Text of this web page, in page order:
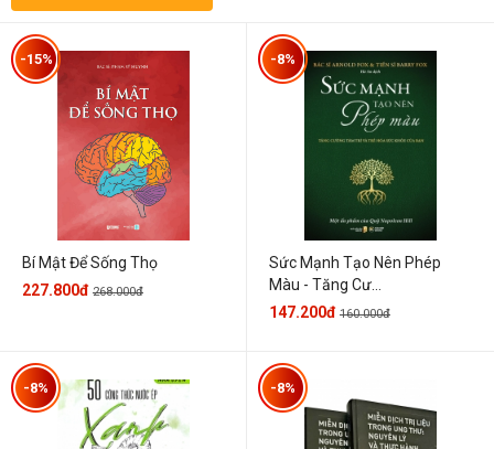
Bí Mật Để Sống Thọ
-15%
227.800đ 268.000đ
Sức Mạnh Tạo Nên Phép
Màu - Tăng Cư...
-8%
147.200đ 160.000đ
-8% -8%